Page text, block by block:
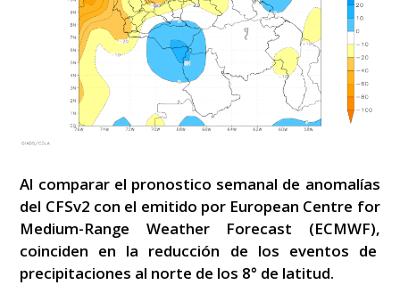
Al comparar el pronostico semanal de anomalías
del CFSv2 con el emitido por European Centre for
Medium-Range Weather Forecast (ECMWF),
coinciden en la reducción de los eventos de
precipitaciones al norte de los 8° de latitud.